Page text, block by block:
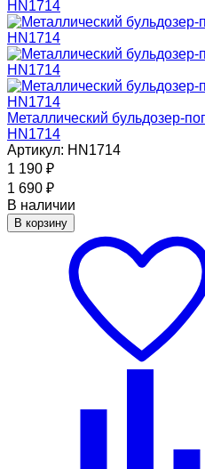
Металлический бульдозер-
HN1714
Артикул: HN1714
1 190 ₽
1 690 ₽
В наличии
В корзину